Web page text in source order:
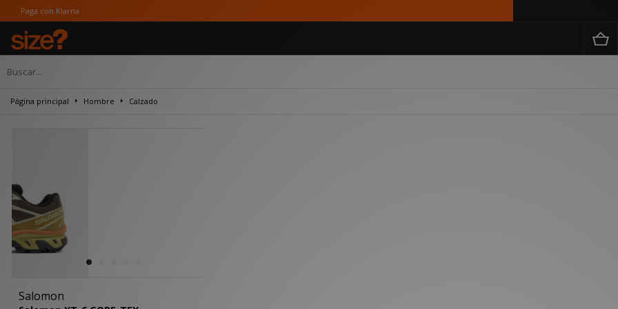
Klarna
Página principal Hombre Calzado
Salomon